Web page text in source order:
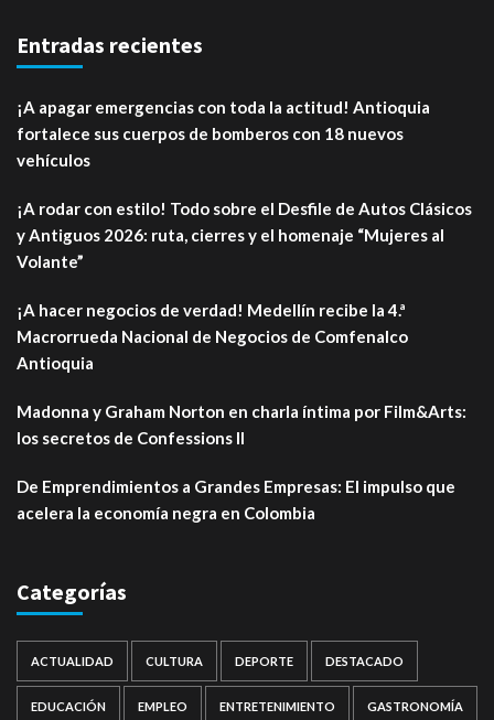
Entradas recientes
¡A apagar emergencias con toda la actitud! Antioquia
fortalece sus cuerpos de bomberos con 18 nuevos
vehículos
¡A rodar con estilo! Todo sobre el Desfile de Autos Clásicos
y Antiguos 2026: ruta, cierres y el homenaje “Mujeres al
Volante”
¡A hacer negocios de verdad! Medellín recibe la 4.ª
Macrorrueda Nacional de Negocios de Comfenalco
Antioquia
Madonna y Graham Norton en charla íntima por Film&Arts:
los secretos de Confessions II
De Emprendimientos a Grandes Empresas: El impulso que
acelera la economía negra en Colombia
Categorías
ACTUALIDAD CULTURA DEPORTE DESTACADO
EDUCACIÓN EMPLEO ENTRETENIMIENTO GASTRONOMÍA